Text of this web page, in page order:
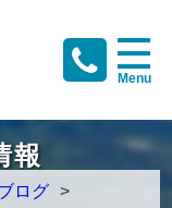
報
ログ
>